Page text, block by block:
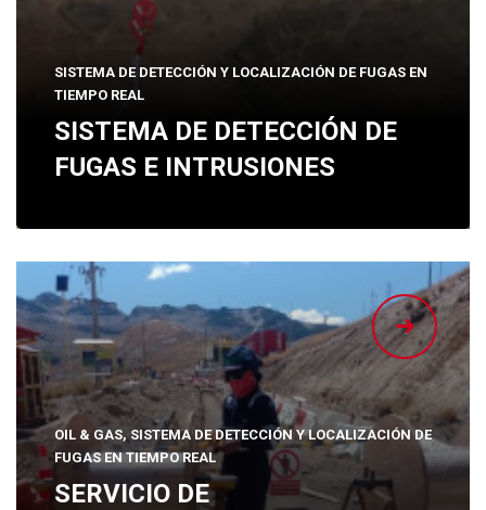
SISTEMA DE DETECCIÓN Y LOCALIZACIÓN DE FUGAS EN
TIEMPO REAL
SISTEMA DE DETECCIÓN DE
FUGAS E INTRUSIONES
OIL & GAS, SISTEMA DE DETECCIÓN Y LOCALIZACIÓN DE
FUGAS EN TIEMPO REAL
SERVICIO DE